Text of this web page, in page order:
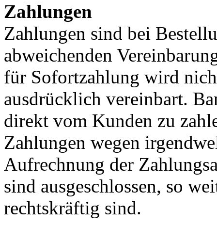
Zahlungen
Zahlungen sind bei
abweichenden
für Sofortzahlung wird
ausdrücklich vereinbart.
direkt vom Kunden zu
Zahlungen wegen
Aufrechnung der
sind ausgeschlossen, so
rechtskräftig sind.